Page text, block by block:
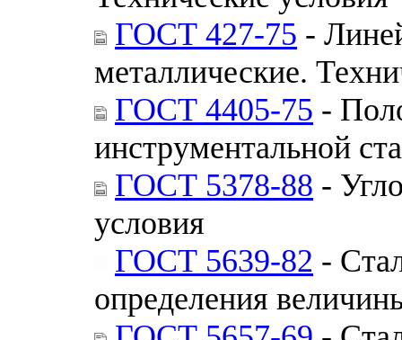
ГОСТ 427-75 -
металлические.
ГОСТ 4405-75 -
инструментальной
ГОСТ 5378-88 -
условия
ГОСТ 5639-82 -
определения